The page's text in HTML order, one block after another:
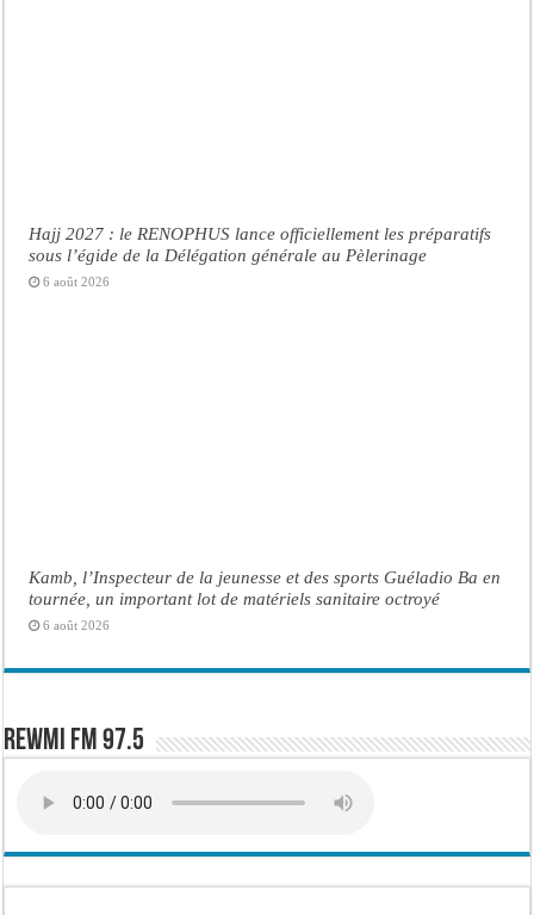
Hajj 2027 : le RENOPHUS lance officiellement les préparatifs
sous l’égide de la Délégation générale au Pèlerinage
6 août 2026
Kamb, l’Inspecteur de la jeunesse et des sports Guéladio Ba en
tournée, un important lot de matériels sanitaire octroyé
6 août 2026
Rewmi FM 97.5